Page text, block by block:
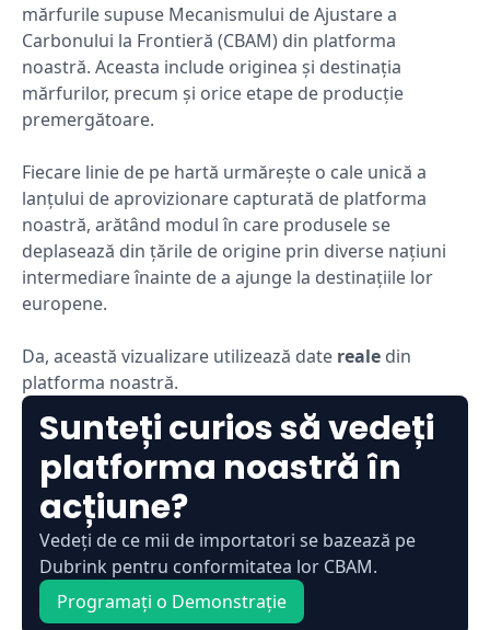
mărfurile supuse Mecanismului de Ajustare a
Carbonului la Frontieră (CBAM) din platforma
noastră. Aceasta include originea și destinația
mărfurilor, precum și orice etape de producție
premergătoare.
Fiecare linie de pe hartă urmărește o cale unică a
lanțului de aprovizionare capturată de platforma
noastră, arătând modul în care produsele se
deplasează din țările de origine prin diverse națiuni
intermediare înainte de a ajunge la destinațiile lor
europene.
Da, această vizualizare utilizează date reale din
platforma noastră.
Sunteți curios să vedeți
platforma noastră în
acțiune?
Vedeți de ce mii de importatori se bazează pe
Dubrink pentru conformitatea lor CBAM.
Programați o Demonstrație